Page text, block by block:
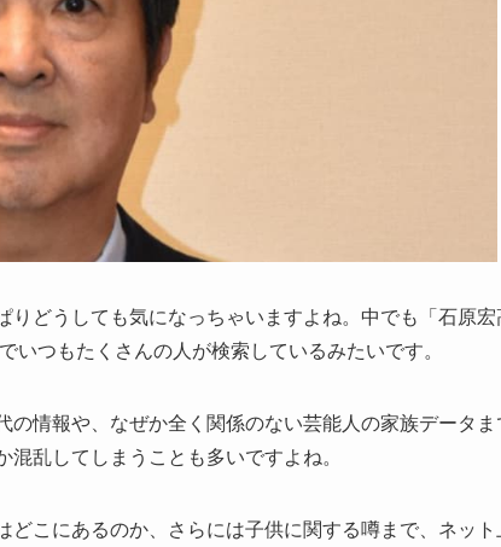
どうしても気になっちゃいますよね。中でも「石原宏
つもたくさんの人が検索しているみたいです。
の情報や、なぜか全く関係のない芸能人の家族データま
乱してしまうことも多いですよね。
こにあるのか、さらには子供に関する噂まで、ネット